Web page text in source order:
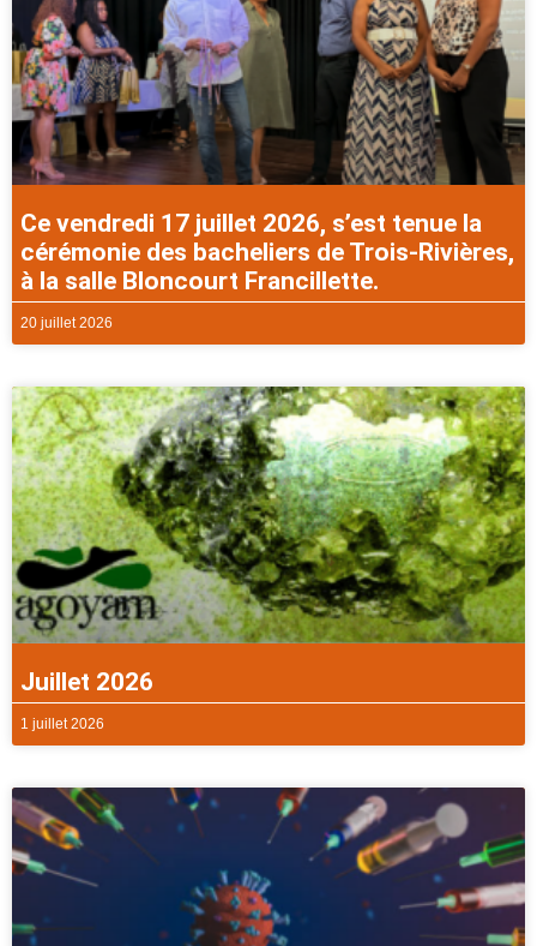
Ce vendredi 17 juillet 2026, s’est tenue la
cérémonie des bacheliers de Trois-Rivières,
à la salle Bloncourt Francillette.
20 juillet 2026
Juillet 2026
1 juillet 2026